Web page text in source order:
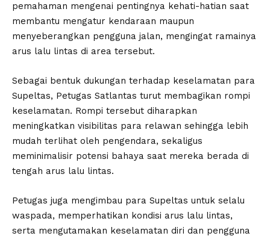
pemahaman mengenai pentingnya kehati-hatian saat
membantu mengatur kendaraan maupun
menyeberangkan pengguna jalan, mengingat ramainya
arus lalu lintas di area tersebut.
Sebagai bentuk dukungan terhadap keselamatan para
Supeltas, Petugas Satlantas turut membagikan rompi
keselamatan. Rompi tersebut diharapkan
meningkatkan visibilitas para relawan sehingga lebih
mudah terlihat oleh pengendara, sekaligus
meminimalisir potensi bahaya saat mereka berada di
tengah arus lalu lintas.
Petugas juga mengimbau para Supeltas untuk selalu
waspada, memperhatikan kondisi arus lalu lintas,
serta mengutamakan keselamatan diri dan pengguna